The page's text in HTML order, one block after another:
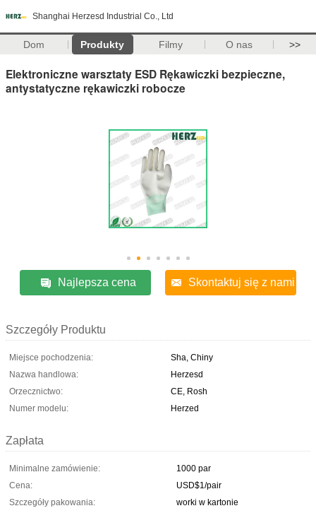
Shanghai Herzesd Industrial Co., Ltd
Dom Produkty Filmy O nas >>
Elektroniczne warsztaty ESD Rękawiczki bezpieczne,
antystatyczne rękawiczki robocze
Najlepsza cena Skontaktuj się z nami
Szczegóły Produktu
Miejsce pochodzenia:
Sha, Chiny
Nazwa handlowa:
Herzesd
Orzecznictwo:
CE, Rosh
Numer modelu:
Herzed
Zapłata
Minimalne zamówienie:
1000 par
Cena:
USD$1/pair
Szczegóły pakowania:
worki w kartonie